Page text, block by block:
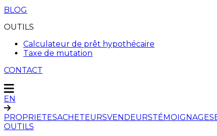
BLOG
OUTILS
Calculateur de prêt hypothécaire
Taxe de mutation
CONTACT
EN
PROPRIETESACHETEURSVENDEURSTÉMOIGNAGES
OUTILS